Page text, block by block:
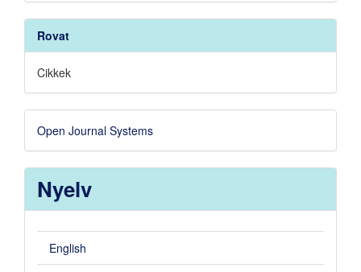
Rovat
Cikkek
Developed
By
Open Journal Systems
Nyelv
English